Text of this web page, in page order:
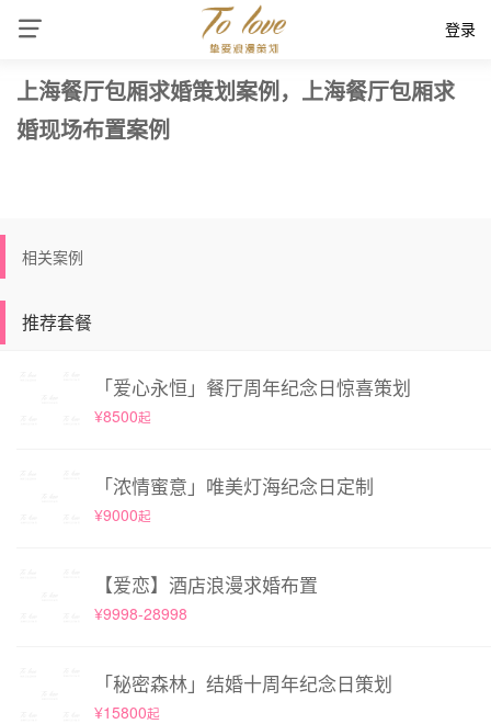
登录
上海餐厅包厢求婚策划案例，上海餐厅包厢求
婚现场布置案例
相关案例
推荐套餐
「爱心永恒」餐厅周年纪念日惊喜策划
¥8500起
「浓情蜜意」唯美灯海纪念日定制
¥9000起
【爱恋】酒店浪漫求婚布置
¥9998-28998
「秘密森林」结婚十周年纪念日策划
¥15800起